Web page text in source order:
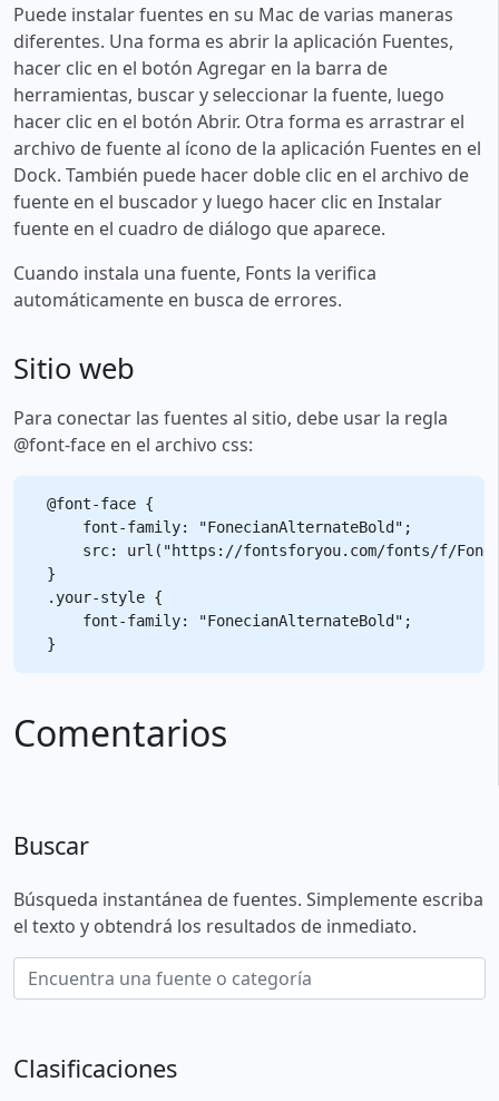
Puede instalar fuentes en su Mac de varias maneras
diferentes. Una forma es abrir la aplicación Fuentes,
hacer clic en el botón Agregar en la barra de
herramientas, buscar y seleccionar la fuente, luego
hacer clic en el botón Abrir. Otra forma es arrastrar el
archivo de fuente al ícono de la aplicación Fuentes en el
Dock. También puede hacer doble clic en el archivo de
fuente en el buscador y luego hacer clic en Instalar
fuente en el cuadro de diálogo que aparece.
Cuando instala una fuente, Fonts la verifica
automáticamente en busca de errores.
Sitio web
Para conectar las fuentes al sitio, debe usar la regla
@font-face en el archivo css:
@font-face {
    font-family: "FonecianAlternateBold";
src: url("https://fontsforyou.com/fonts/f/
}
.your-style {
    font-family: "FonecianAlternateBold";
Comentarios
Buscar
Búsqueda instantánea de fuentes. Simplemente escriba
el texto y obtendrá los resultados de inmediato.
Clasificaciones